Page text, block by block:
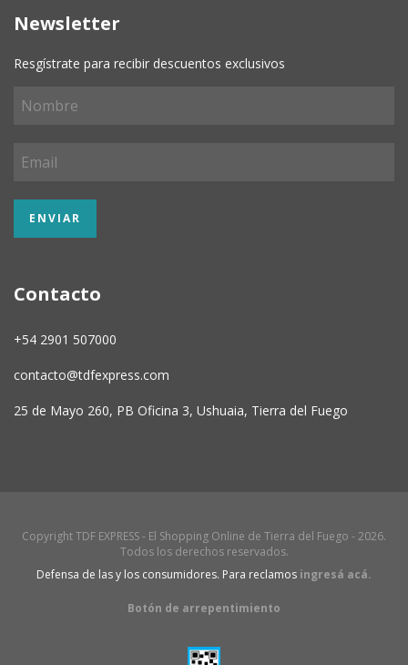
Newsletter
Resgístrate para recibir descuentos exclusivos
Contacto
+54 2901 507000
contacto@tdfexpress.com
25 de Mayo 260, PB Oficina 3, Ushuaia, Tierra del Fuego
Copyright TDF EXPRESS - El Shopping Online de Tierra del Fuego - 2026.
Todos los derechos reservados.
Defensa de las y los consumidores. Para reclamos ingresá acá.
Botón de arrepentimiento